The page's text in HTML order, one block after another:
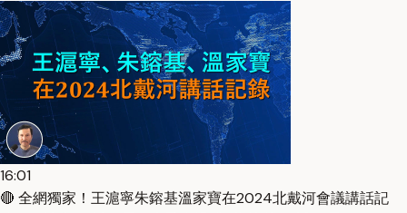
16:01
🔴 全網獨家！王滬寧朱鎔基溫家寶在2024北戴河會議講話記